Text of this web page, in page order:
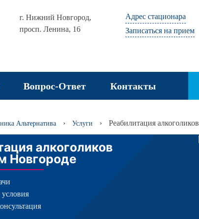
г. Нижний Новгород,
просп. Ленина, 16
Адрес стационара
Записаться на прием
Вопрос-Ответ Контакты
Альтернатива › Услуги › Реабилитация алкоголиков
алкоголиков
Новгороде